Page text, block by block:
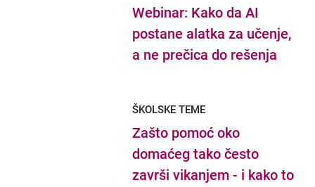
Webinar: Kako da AI
postane alatka za učenje,
a ne prečica do rešenja
ŠKOLSKE TEME
Zašto pomoć oko
domaćeg tako često
završi vikanjem - i kako to